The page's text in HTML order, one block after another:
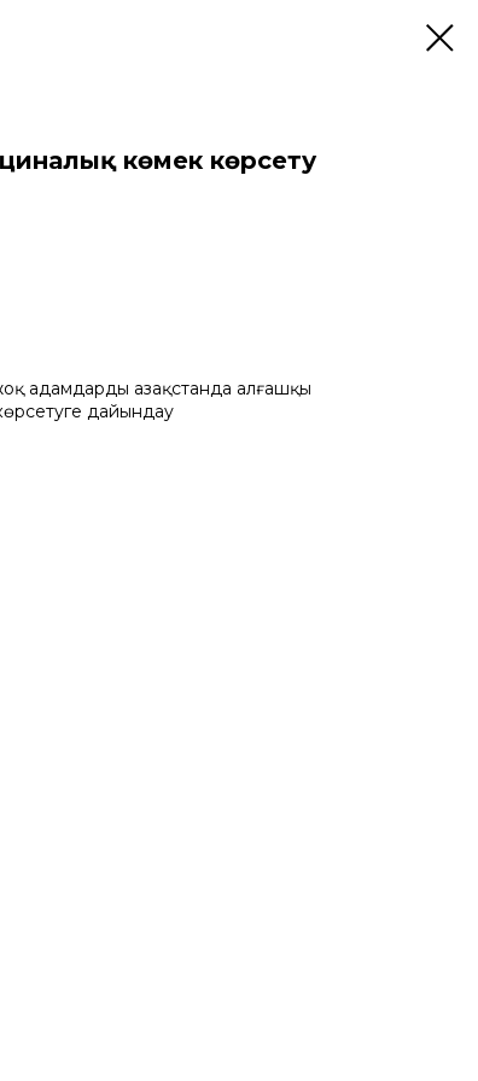
көмек көрсету
адамдарды Қазақстанда алғашқы
дайындау